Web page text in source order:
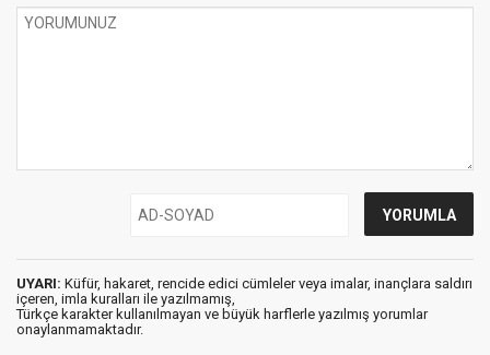
UYARI: Küfür, hakaret, rencide edici cümleler veya imalar, inançlara saldırı
içeren, imla kuralları ile yazılmamış,
Türkçe karakter kullanılmayan ve büyük harflerle yazılmış yorumlar
onaylanmamaktadır.